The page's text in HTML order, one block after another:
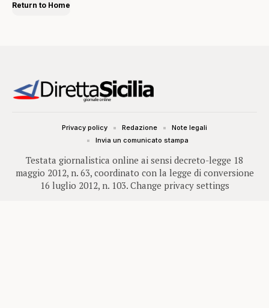
Return to Home
Testata giornalistica online ai sensi decreto-legge 18
maggio 2012, n. 63, coordinato con la legge di conversione
16 luglio 2012, n. 103. Change privacy settings
Privacy policy Redazione
Note legali
Invia un comunicato stampa